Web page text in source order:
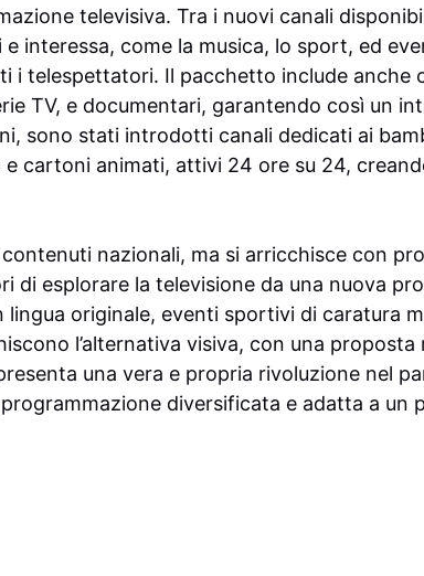
televisiva. Tra i nuovi canali
e interessa, come la musica, lo sport, ed
i telespettatori. Il pacchetto include anche
TV, e documentari, garantendo così un
sono stati introdotti canali dedicati ai
cartoni animati, attivi 24 ore su 24,
nazionali, ma si arricchisce con
di esplorare la televisione da una nuova
originale, eventi sportivi di caratura
l’alternativa visiva, con una
una vera e propria rivoluzione nel
diversificata e adatta a un